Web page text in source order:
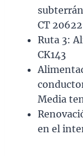
CT
Ruta 3:
CK143
Media
en el